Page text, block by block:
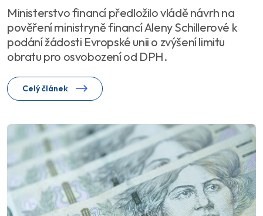
Ministerstvo financí předložilo vládě návrh na
pověření ministryně financí Aleny Schillerové k
podání žádosti Evropské unii o zvýšení limitu
obratu pro osvobození od DPH.
Celý článek